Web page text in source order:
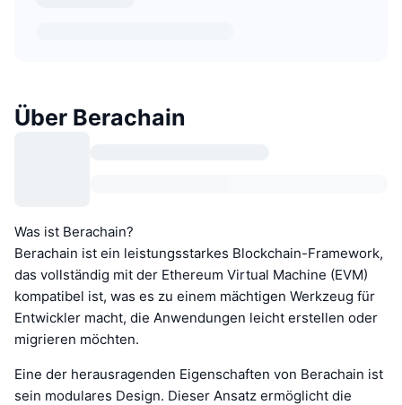
Über Berachain
Was ist Berachain?
Berachain ist ein leistungsstarkes Blockchain-Framework,
das vollständig mit der Ethereum Virtual Machine (EVM)
kompatibel ist, was es zu einem mächtigen Werkzeug für
Entwickler macht, die Anwendungen leicht erstellen oder
migrieren möchten.
Eine der herausragenden Eigenschaften von Berachain ist
sein modulares Design. Dieser Ansatz ermöglicht die